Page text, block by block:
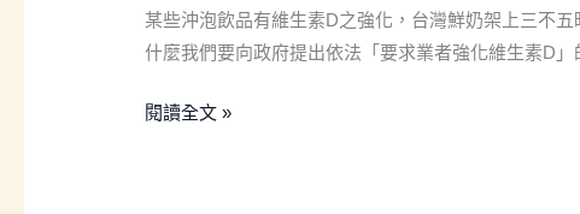
某些沖泡飲品有維生素D之強化，台灣鮮奶架上三不
什麼我們要向政府提出依法「要求業者強化維生素D」
取
量？
閱讀全文 »